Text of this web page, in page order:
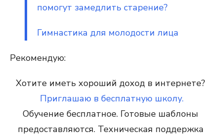
помогут замедлить старение?
Гимнастика для молодости лица
Рекомендую:
Хотите иметь хороший доход в интернете?
Приглашаю в бесплатную школу.
Обучение бесплатное. Готовые шаблоны
предоставляются. Техническая поддержка